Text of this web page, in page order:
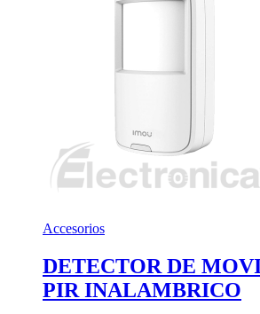
Accesorios
DETECTOR DE
PIR INALAMBRICO